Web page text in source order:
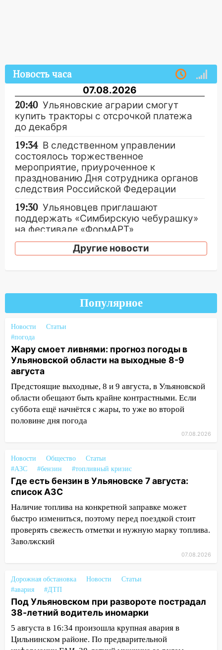
Новость часа
07.08.2026
20:40 Ульяновские аграрии смогут
купить тракторы с отсрочкой платежа
до декабря
19:34 В следственном управлении
состоялось торжественное
мероприятие, приуроченное к
празднованию Дня сотрудника органов
следствия Российской Федерации
19:30 Ульяновцев приглашают
поддержать «Симбирскую чебурашку»
на фестивале «ФормАРТ»
18:11
Ульяновская область стала
пилотным регионом проекта
областной больницы поступили шесть
новых аппаратов ИВЛ
16:51
В Чердаклинском районе
ремонтируют дороги, ставят остановки
и проводят новое освещение
16:35 В Ульяновске установили ещё
девять бункеров для крупногабаритного
мусора
16:26 В Ульяновске бесплатно покажут
матч «Волги» под открытым небом
В Ульяновском госуниверситете
цифровой ПЦР
15:47 Ульяновцы могут вернуть деньги
за абонементы закрывшегося фитнес-
15:34 После вмешательства
прокуратуры в селах Ульяновской
области привели в порядок детские
капремонт школы в селе Кивать
15:08 В Кузоватово после прокурорской
проверки обновили разметку на
пешеходных переходах
14:40 На проспекте Гая в Ульяновске
Другие новости
Популярное
Новости
Статьи
#погода
Жару смоет ливнями: прогноз погоды в
Ульяновской области на выходные 8-9
августа
Предстоящие выходные, 8 и 9 августа, в Ульяновской
области обещают быть крайне контрастными. Если
суббота ещё начнётся с жары, то уже во второй
половине дня погода
07.08.2026
Новости Общество
Статьи
#АЗС
#бензин #топливный кризис
Где есть бензин в Ульяновске 7 августа:
список АЗС
Наличие топлива на конкретной заправке может
быстро измениться, поэтому перед поездкой стоит
проверять свежесть отметки и нужную марку топлива.
Заволжский
07.08.2026
Дорожная обстановка Новости
Статьи
#авария
#ДТП
Под Ульяновском при развороте пострадал
38-летний водитель иномарки
5 августа в 16:34 произошла крупная авария в
Цильнинском районе. По предварительной